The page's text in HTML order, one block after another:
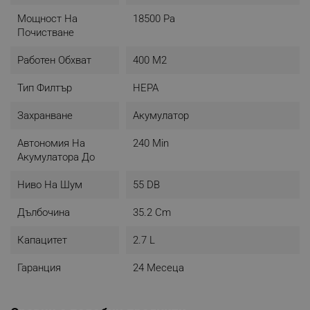
- Размери:
Робот: 35.2 x 34.7 x 10.3 см
Докинг станция: 45 x 45 x 45 см
- Цвят: Черен
Мощност На
Почистване
18500 Pa
Работен Обхват 400 М2
Тип Филтър HEPA
Захранване Акумулатор
Автономия На
Акумулатора До
240 Min
Ниво На Шум 55 DB
Дълбочина 35.2 Cm
Капацитет 2.7 L
Гаранция 24 Месеца